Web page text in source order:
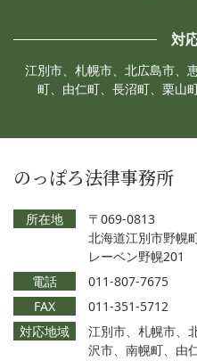
対
江別市、札幌市、北広島市、
町、由仁町、長沼町、栗山
のっぽろ法律事務所
所在地
〒069-0813
北海道江別市野幌
レーベン野幌201
電話
011-807-7675
FAX
011-351-5712
対応地域
江別市、札幌市、
沢市、南幌町、由